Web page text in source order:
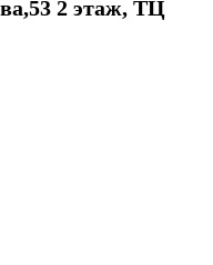
2 этаж, ТЦ